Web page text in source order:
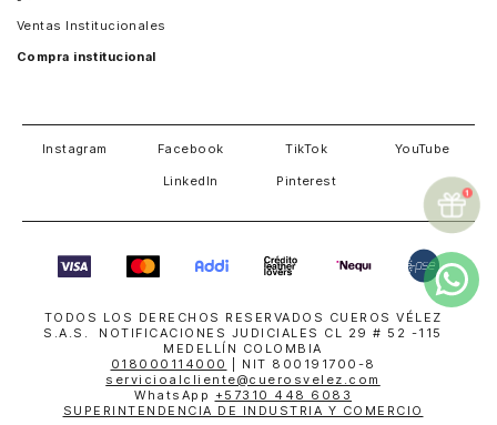
Ventas Institucionales
Compra institucional
Instagram Facebook TikTok YouTube
LinkedIn Pinterest
TODOS LOS DERECHOS RESERVADOS CUEROS VÉLEZ
S.A.S. NOTIFICACIONES JUDICIALES CL 29 # 52 -115
MEDELLÍN COLOMBIA
018000114000
| NIT 800191700-8
servicioalcliente@cuerosvelez.com
WhatsApp +57310 448 6083
SUPERINTENDENCIA DE INDUSTRIA Y COMERCIO